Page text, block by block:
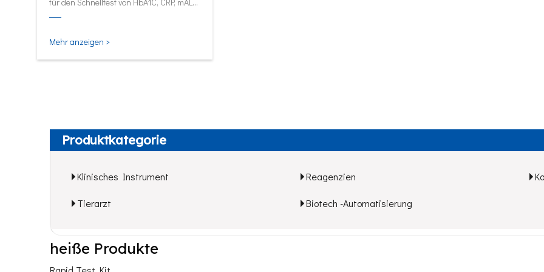
und SAA.
Mehr anzeigen >
Produktkategorie
Klinisches Instrument Reagenzien
Tierarzt Biotech -Automatisierung
heiße Produkte